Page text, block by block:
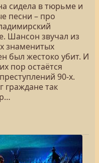
сидела в тюрьме и
песни – про
Шансон звучал из
знаменитых
был жестоко убит. И
пор остаётся
90-х.
граждане так